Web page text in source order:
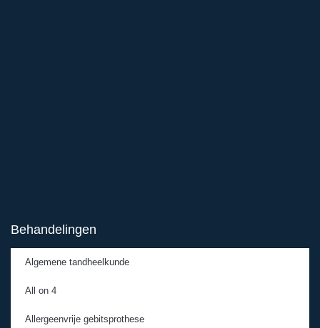
Behandelingen
Algemene tandheelkunde
All on 4
Allergeenvrije gebitsprothese